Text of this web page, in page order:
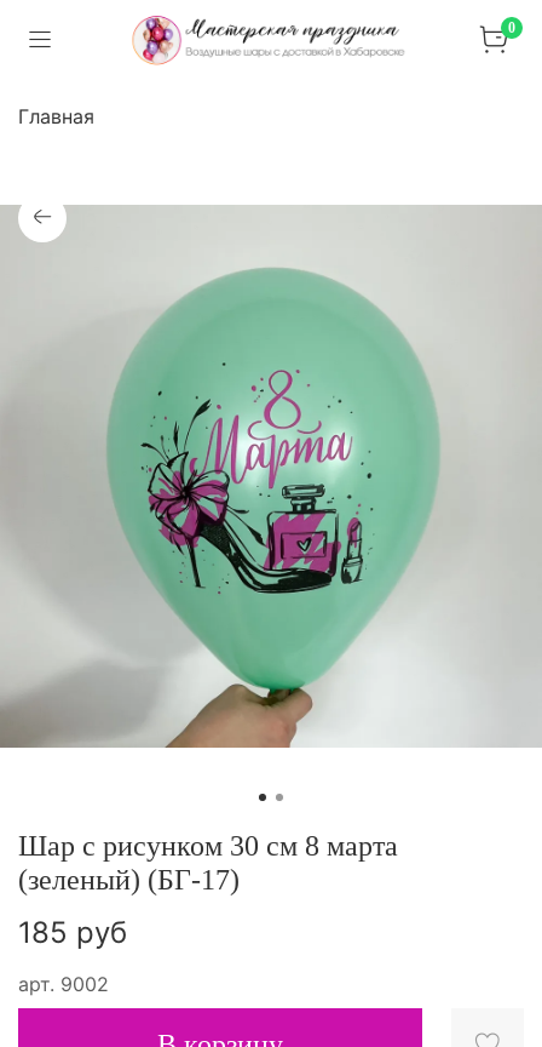
0
Главная
арт. 9002
Шар с рисунком 30 см 8 марта
(зеленый) (БГ-17)
185 руб